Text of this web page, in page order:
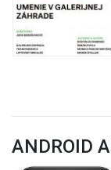
ANDROID